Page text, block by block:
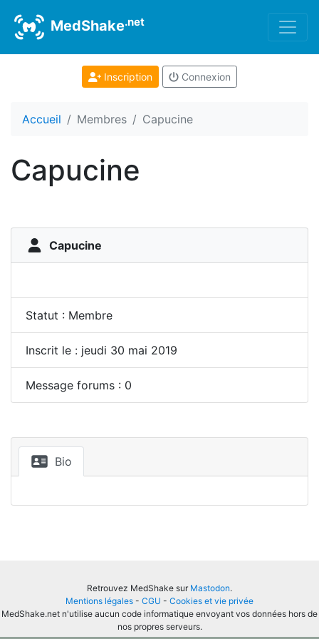
MedShake.net
Inscription Connexion
Accueil Membres Capucine
Capucine
Capucine
Statut : Membre
Inscrit le : jeudi 30 mai 2019
Message forums : 0
Bio
Retrouvez MedShake sur Mastodon.
Mentions légales - CGU - Cookies et vie privée
MedShake.net n'utilise aucun code informatique envoyant vos données hors de
nos propres serveurs.